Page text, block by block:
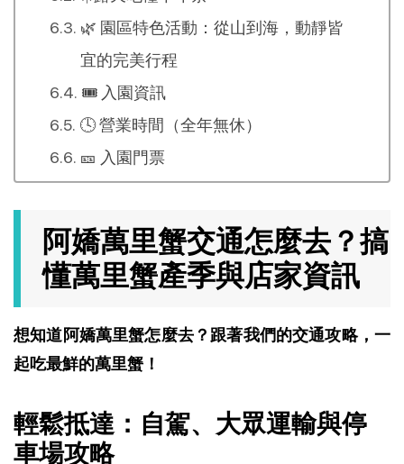
🌿 園區特色活動：從山到海，動靜皆
宜的完美行程
🎟️ 入園資訊
🕓 營業時間（全年無休）
🎫 入園門票
阿嬌萬里蟹交通怎麼去？搞
懂萬里蟹產季與店家資訊
想知道阿嬌萬里蟹怎麼去？跟著我們的交通攻略，一
起吃最鮮的萬里蟹！
輕鬆抵達：自駕、大眾運輸與停
車場攻略